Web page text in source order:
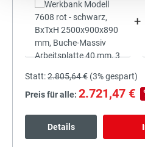
+
Statt:2.805,64 € (3%gespart)
Preis für alle: 2.721,47 €
Details